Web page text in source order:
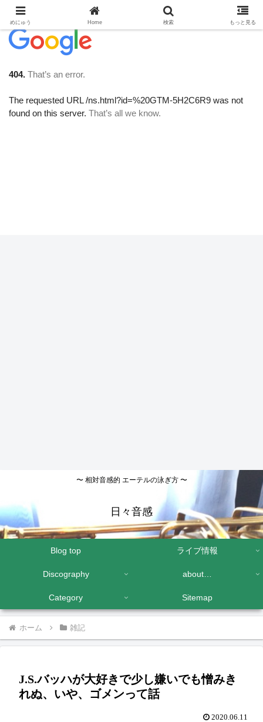
〜 相対音感的 エーテルの泳ぎ方 〜
日々音感
Blog top ライブ情報
Discography about…
Category Sitemap
ホーム 雑記
J.S.バッハが大好きで少し嫌いでも憎みき
れぬ、いや、ゴメンって話
2020.06.11
めにゅう Home 検索 もっと見る